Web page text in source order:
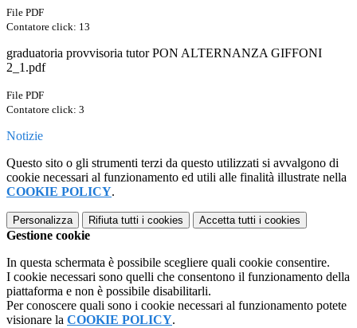
File PDF
Contatore click: 13
graduatoria provvisoria tutor PON ALTERNANZA GIFFONI
2_1.pdf
File PDF
Contatore click: 3
Notizie
Questo sito o gli strumenti terzi da questo utilizzati si avvalgono di
cookie necessari al funzionamento ed utili alle finalità illustrate nella
COOKIE POLICY.
Personalizza Rifiuta tutti i cookies Accetta tutti i cookies
Gestione cookie
In questa schermata è possibile scegliere quali cookie consentire.
I cookie necessari sono quelli che consentono il funzionamento della
piattaforma e non è possibile disabilitarli.
Per conoscere quali sono i cookie necessari al funzionamento potete
visionare la COOKIE POLICY.